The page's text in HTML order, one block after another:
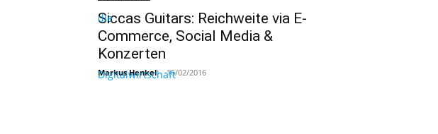
Siccas Guitars: Reichweite via E-
Commerce, Social Media &
Konzerten
Markus Henkel - 16/02/2016